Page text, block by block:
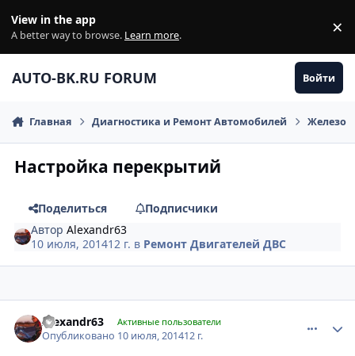
View in the app
A better way to browse. Learn more. ×
AUTO-BK.RU FORUM Войти
Главная Диагностика и Ремонт Автомобилей Железо
Настройка перекрытий
Поделиться
Подписчики
АвторAlexandr63
10 июля, 201412 г. в Ремонт Двигателей ДВС
Alexandr63 Активные пользователи
Опубликовано 10 июля, 201412 г.